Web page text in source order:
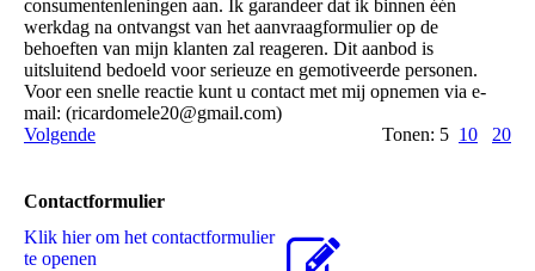
consumentenleningen aan. Ik garandeer dat ik binnen één
werkdag na ontvangst van het aanvraagformulier op de
behoeften van mijn klanten zal reageren. Dit aanbod is
uitsluitend bedoeld voor serieuze en gemotiveerde personen.
Voor een snelle reactie kunt u contact met mij opnemen via e-
mail: (­ricardomele20@­gmail.­com)­
Volgende
Tonen: 5 10 20
Contactformulier
Klik hier om het contactformulier
te openen